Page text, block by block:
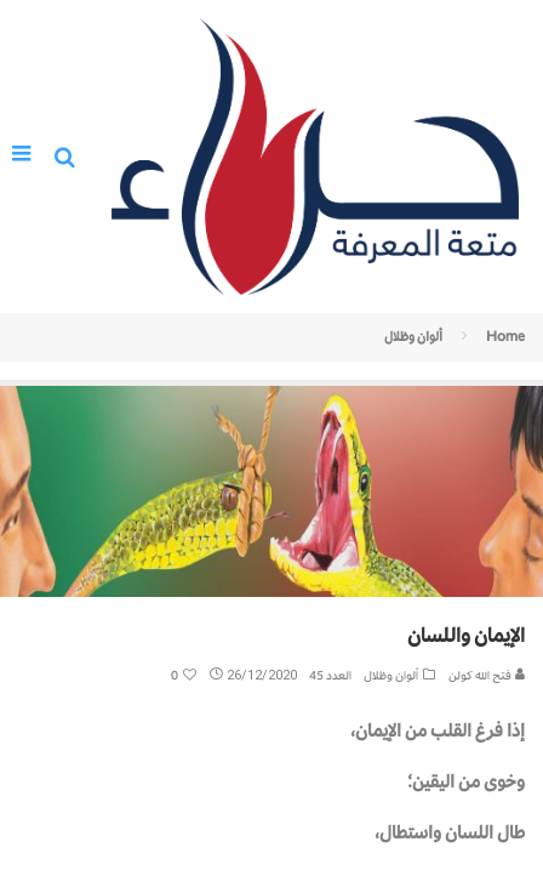
Home ألوان وظلال
الإيمان واللسان
فتح الله كولن ألوان وظلال العدد 45 26/12/2020
0
إذا فرغ القلب من الإيمان،
وخوى من اليقين؛
طال اللسان واستطال،